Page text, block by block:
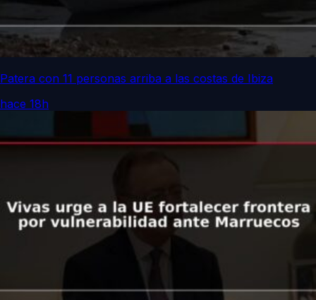
Patera con 11 personas arriba a las costas de Ibiza
hace 18h